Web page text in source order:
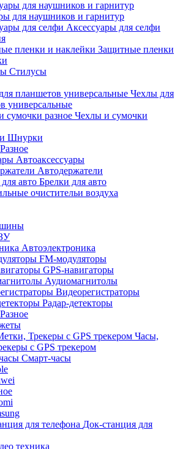
для наушников и гарнитур
Аксессуары для селфи
Защитные пленки
Стилусы
Чехлы для
универсальные
Чехлы и сумочки
Шнурки
Разное
Автоаксессуары
Автодержатели
Брелки для авто
очистительи воздуха
шины
Автоэлектроника
FM-модуляторы
GPS-навигаторы
Аудиомагнитолы
Видеорегистраторы
Радар-детекторы
Разное
Часы,
с GPS трекером
Смарт-часы
Док-станция для
техника